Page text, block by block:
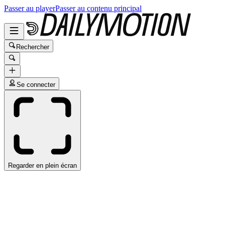
Passer au playerPasser au contenu principal
Rechercher
Se connecter
Regarder en plein écran